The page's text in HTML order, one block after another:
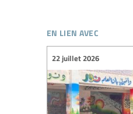
en lien avec
22 juillet 2026